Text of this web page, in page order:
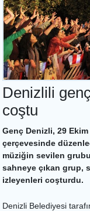
Denizlili
coştu
Genç Denizli, 29
çerçevesinde
müziğin sevilen
sahneye çıkan grup,
izleyenleri coşturdu.
Denizli Belediyesi